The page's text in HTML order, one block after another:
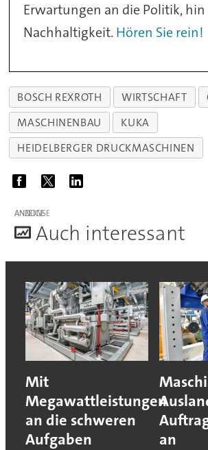
Erwartungen an die Politik, hin
Nachhaltigkeit. Hören Sie rein!
BOSCH REXROTH WIRTSCHAFT
MASCHINENBAU
KUKA
HEIDELBERGER DRUCKMASCHINEN
ANZEIGE
Auch interessant
Mit
Megawattleistungen
an die schweren
Aufgaben
an